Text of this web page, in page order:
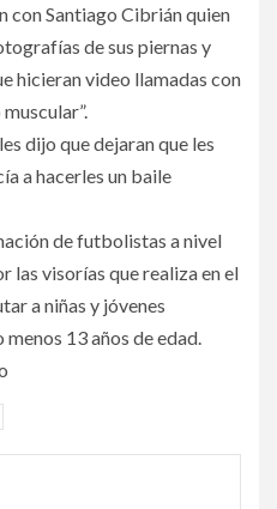
con Santiago Cibrián quien
de sus piernas y
hicieran video llamadas con
dijo que dejaran que les
a hacerles un baile
de futbolistas a nivel
las visorías que realiza en el
a niñas y jóvenes
13 años de edad.